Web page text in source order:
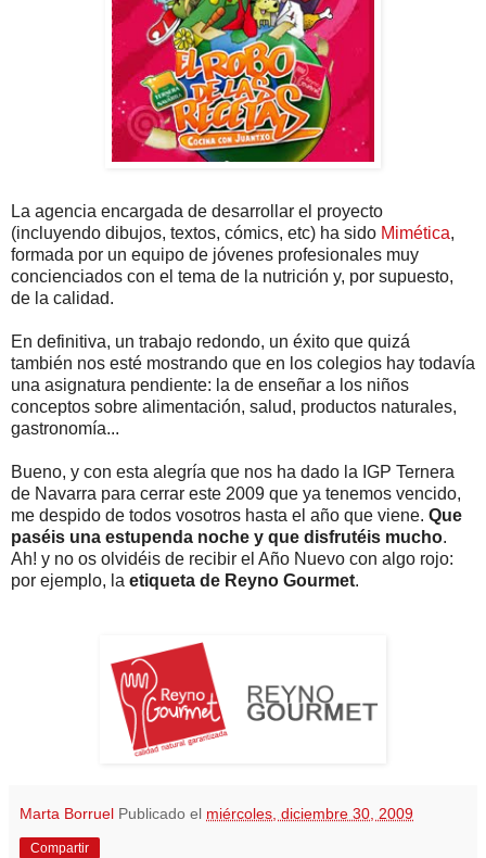
La agencia encargada de desarrollar el proyecto
(incluyendo dibujos, textos, cómics, etc) ha sido Mimética,
formada por un equipo de jóvenes profesionales muy
concienciados con el tema de la nutrición y, por supuesto,
de la calidad.
En definitiva, un trabajo redondo, un éxito que quizá
también nos esté mostrando que en los colegios hay todavía
una asignatura pendiente: la de enseñar a los niños
conceptos sobre alimentación, salud, productos naturales,
gastronomía...
Bueno, y con esta alegría que nos ha dado la IGP Ternera
de Navarra para cerrar este 2009 que ya tenemos vencido,
me despido de todos vosotros hasta el año que viene. Que
paséis una estupenda noche y que disfrutéis mucho.
Ah! y no os olvidéis de recibir el Año Nuevo con algo rojo:
por ejemplo, la etiqueta de Reyno Gourmet.
Marta Borruel Publicado el miércoles, diciembre 30, 2009
Compartir